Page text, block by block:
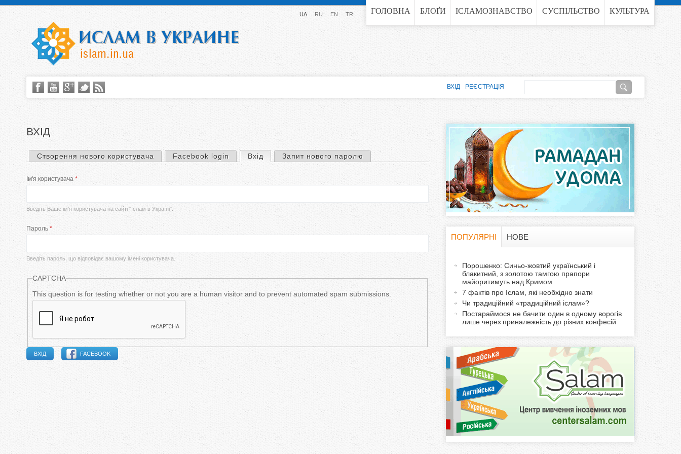
Jump to navigation ГОЛОВНА БЛОҐИ ІСЛАМОЗНАВСТВО СУСПІЛЬСТВО КУЛЬТУРА
UA RU EN TR
ВХІД
р
в
н
н
в
к
д
Створення нового користувача Facebook login Вхід (активна вкладка)
Запит нового паролю
Ім'я користувача *
Введіть Ваше ім’я користувача на сайті "Іслам в Україні".
Пароль *
Введіть пароль, що відповідає вашому імені користувача.
CAPTCHA
This question is for testing whether or not you are a human visitor and to prevent automated spam submissions.
FACEBOOK
П
о
к
о
в
а
ф
о
р
м
о
ВХІД РЕЄСТРАЦІЯ
o
a
l
ПОПУЛЯРНІ
в
а
НОВЕ
Порошенко: Синьо-жовтий український і
блакитний, з золотою тамгою прапори
майоритимуть над Кримом
7 фактів про Іслам, які необхідно знати
Чи традиційний «традиційний іслам»?
Постараймося не бачити один в одному ворогів
лише через приналежність до різних конфесій